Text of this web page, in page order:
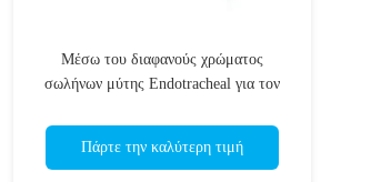
Μέσω του διαφανούς χρώματος
σωλήνων μύτης Endotracheal για τον
Πάρτε την καλύτερη τιμή